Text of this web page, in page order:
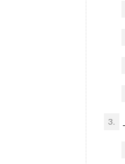
3.